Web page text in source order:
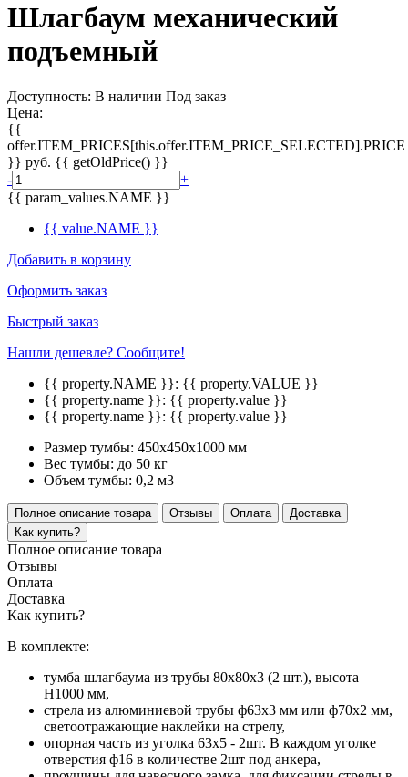
Шлагбаум механический
подъемный
Доступность: В наличии Под заказ
Цена:
{{
offer.ITEM_PRICES[this.offer.ITEM_PRICE_SELECTED].PRICE
}} руб. {{ getOldPrice() }}
-
+
{{ param_values.NAME }}
{{ value.NAME }}
Добавить в корзину
Оформить заказ
Быстрый заказ
Нашли дешевле? Сообщите!
{{ property.NAME }}: {{ property.VALUE }}
{{ property.name }}: {{ property.value }}
{{ property.name }}: {{ property.value }}
Размер тумбы: 450х450х1000 мм
Вес тумбы: до 50 кг
Объем тумбы: 0,2 м3
Полное описание товара Отзывы Оплата
Доставка
Как купить?
Полное описание товара
Отзывы
Оплата
Доставка
Как купить?
В комплекте:
тумба шлагбаума из трубы 80х80х3 (2 шт.), высота
Н1000 мм,
стрела из алюминиевой трубы ф63х3 мм или ф70х2 мм,
светоотражающие наклейки на стрелу,
опорная часть из уголка 63х5 - 2шт. В каждом уголке
отверстия ф16 в количестве 2шт под анкера,